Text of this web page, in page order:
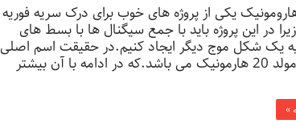
یکی از پروژه های خوب برای درک سریه فوریه
در این پروژه باید با جمع سیگنال ها با بسط های
یک شکل موج دیگر ایجاد کنیم.در حقیقت اسم اصلی
این پروژه مولد 20 هارمونیک می باشد.که در ادامه با آن بیشتر
»